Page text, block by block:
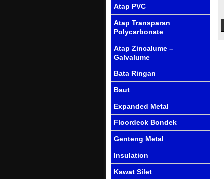
Atap PVC
Atap Transparan
Polycarbonate
Atap Zincalume –
Galvalume
Bata Ringan
Baut
Expanded Metal
Floordeck Bondek
Genteng Metal
Insulation
Kawat Silet